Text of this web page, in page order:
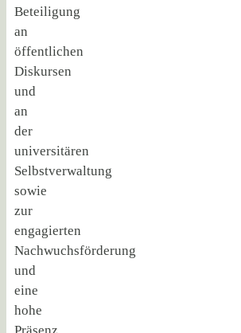
Beteiligung
an
öffentlichen
Diskursen
und
an
der
universitären
Selbstverwaltung
sowie
zur
engagierten
Nachwuchsförderung
und
eine
hohe